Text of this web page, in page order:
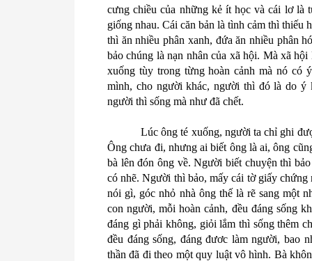
cưng chiều của những kẻ ít học và cái lơ là
giống nhau. Cái căn bản là tình cảm thì
thì ăn nhiều phân xanh, đứa ăn nhiều phân
bảo chúng là nạn nhân của xã hội. Mà xã
xuống tùy trong từng hoàn cảnh mà nó có
mình, cho người khác, người thì đó là do ý
người thì sống mà như đã chết.
Lúc ông té xuống, người ta chỉ ghi
Ông chưa đi, nhưng ai biết ông là ai, ông
bà lên đón ông về. Người biết chuyện thì
có nhẽ. Người thì bảo, mấy cái tờ giấy
nói gì, góc nhỏ nhà ông thế là rẽ sang một
con người, mỗi hoàn cảnh, đều đáng sống
đáng gì phải không, giỏi lắm thì sống thêm
đều đáng sống, đáng đươc làm người, bao
thần đã đi theo một quy luật vô hình. Bà